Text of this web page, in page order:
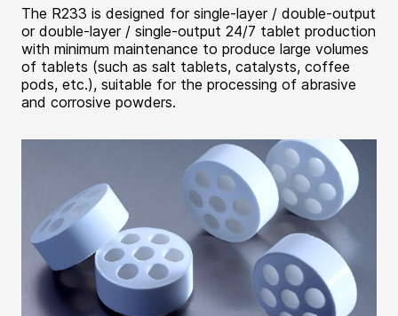
The R233 is designed for single-layer / double-output
or double-layer / single-output 24/7 tablet production
with minimum maintenance to produce large volumes
of tablets (such as salt tablets, catalysts, coffee
pods, etc.), suitable for the processing of abrasive
and corrosive powders.